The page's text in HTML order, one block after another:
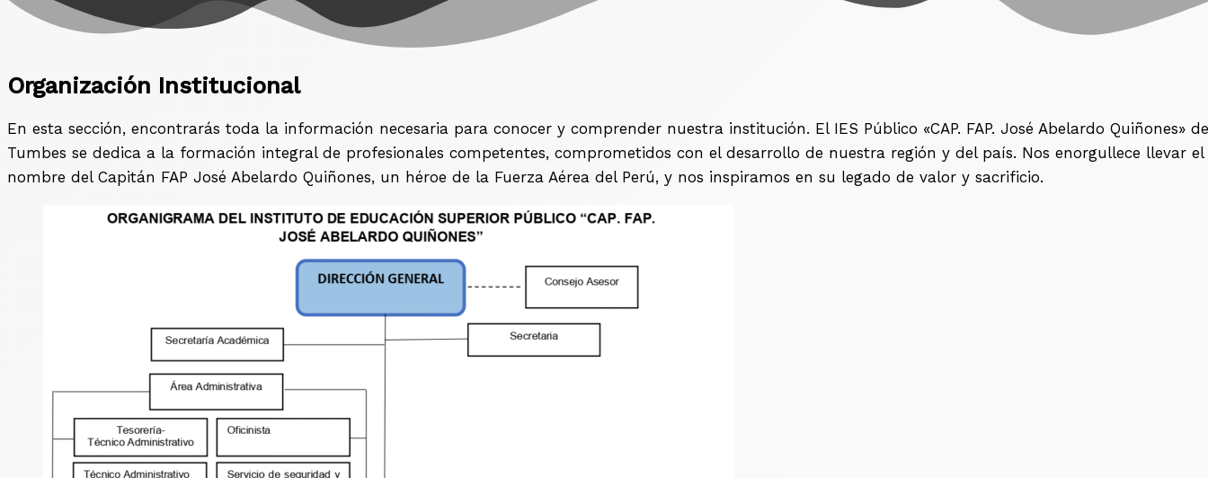
Organización Institucional
En esta sección, encontrarás toda la información necesaria para conocer y comprender nuestra institución. El IES Público «CAP. FAP. José Abelardo Quiñones» de
Tumbes se dedica a la formación integral de profesionales competentes, comprometidos con el desarrollo de nuestra región y del país. Nos enorgullece llevar el
nombre del Capitán FAP José Abelardo Quiñones, un héroe de la Fuerza Aérea del Perú, y nos inspiramos en su legado de valor y sacrificio.